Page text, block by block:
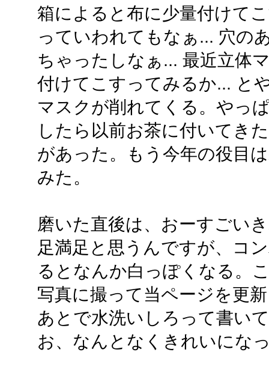
箱によると布に少量付けて
っていわれてもなぁ... 穴の
ちゃったしなぁ... 最近立体
付けてこすってみるか... と
マスクが削れてくる。やっ
したら以前お茶に付いてき
があった。もう今年の役目
みた。
磨いた直後は、おーすごい
足満足と思うんですが、コ
るとなんか白っぽくなる。
写真に撮って当ページを更
あとで水洗いしろって書い
お、なんとなくきれいにな